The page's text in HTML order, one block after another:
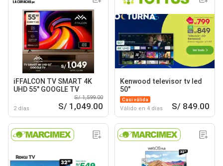
iFFALCON TV SMART 4K
UHD 55" GOOGLE TV
2 días
S/ 1,599.00
S/ 1,049.00
Kenwood televisor tv led
50"
Casi válida
Válido en 4 días S/ 849.00